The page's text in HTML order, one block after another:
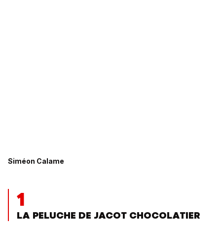
Siméon Calame
1
LA PELUCHE DE JACOT CHOCOLATIER